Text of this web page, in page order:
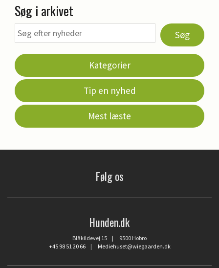
Søg i arkivet
Søg
Kategorier
Tip en nyhed
Mest læste
Følg os
Hunden.dk
Blåkildevej 15 | 9500 Hobro
+45 98 51 20 66| Mediehuset@wiegaarden.dk